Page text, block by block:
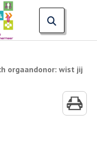
orgaandonor: wist jij